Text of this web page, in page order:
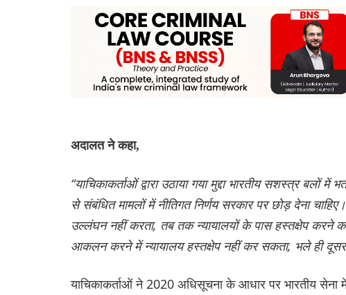
अदालत ने कहा,
“याचिकाकर्ताओं द्वारा उठाया गया मुद्दा भारतीय सशस्त्र बलों
से संबंधित मामलों में नीतिगत निर्णय सरकार पर छोड़ देना
उल्लंघन नहीं करता, तब तक न्यायालयों के पास हस्तक्षेप करने
आकलन करने में न्यायालय हस्तक्षेप नहीं कर सकता, भले ही
याचिकाकर्ताओं ने 2020 अधिसूचना के आधार पर भारतीय